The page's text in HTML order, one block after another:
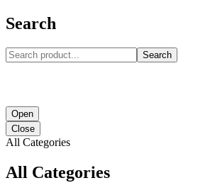
Search
Search
Open
Close
All Categories
All Categories